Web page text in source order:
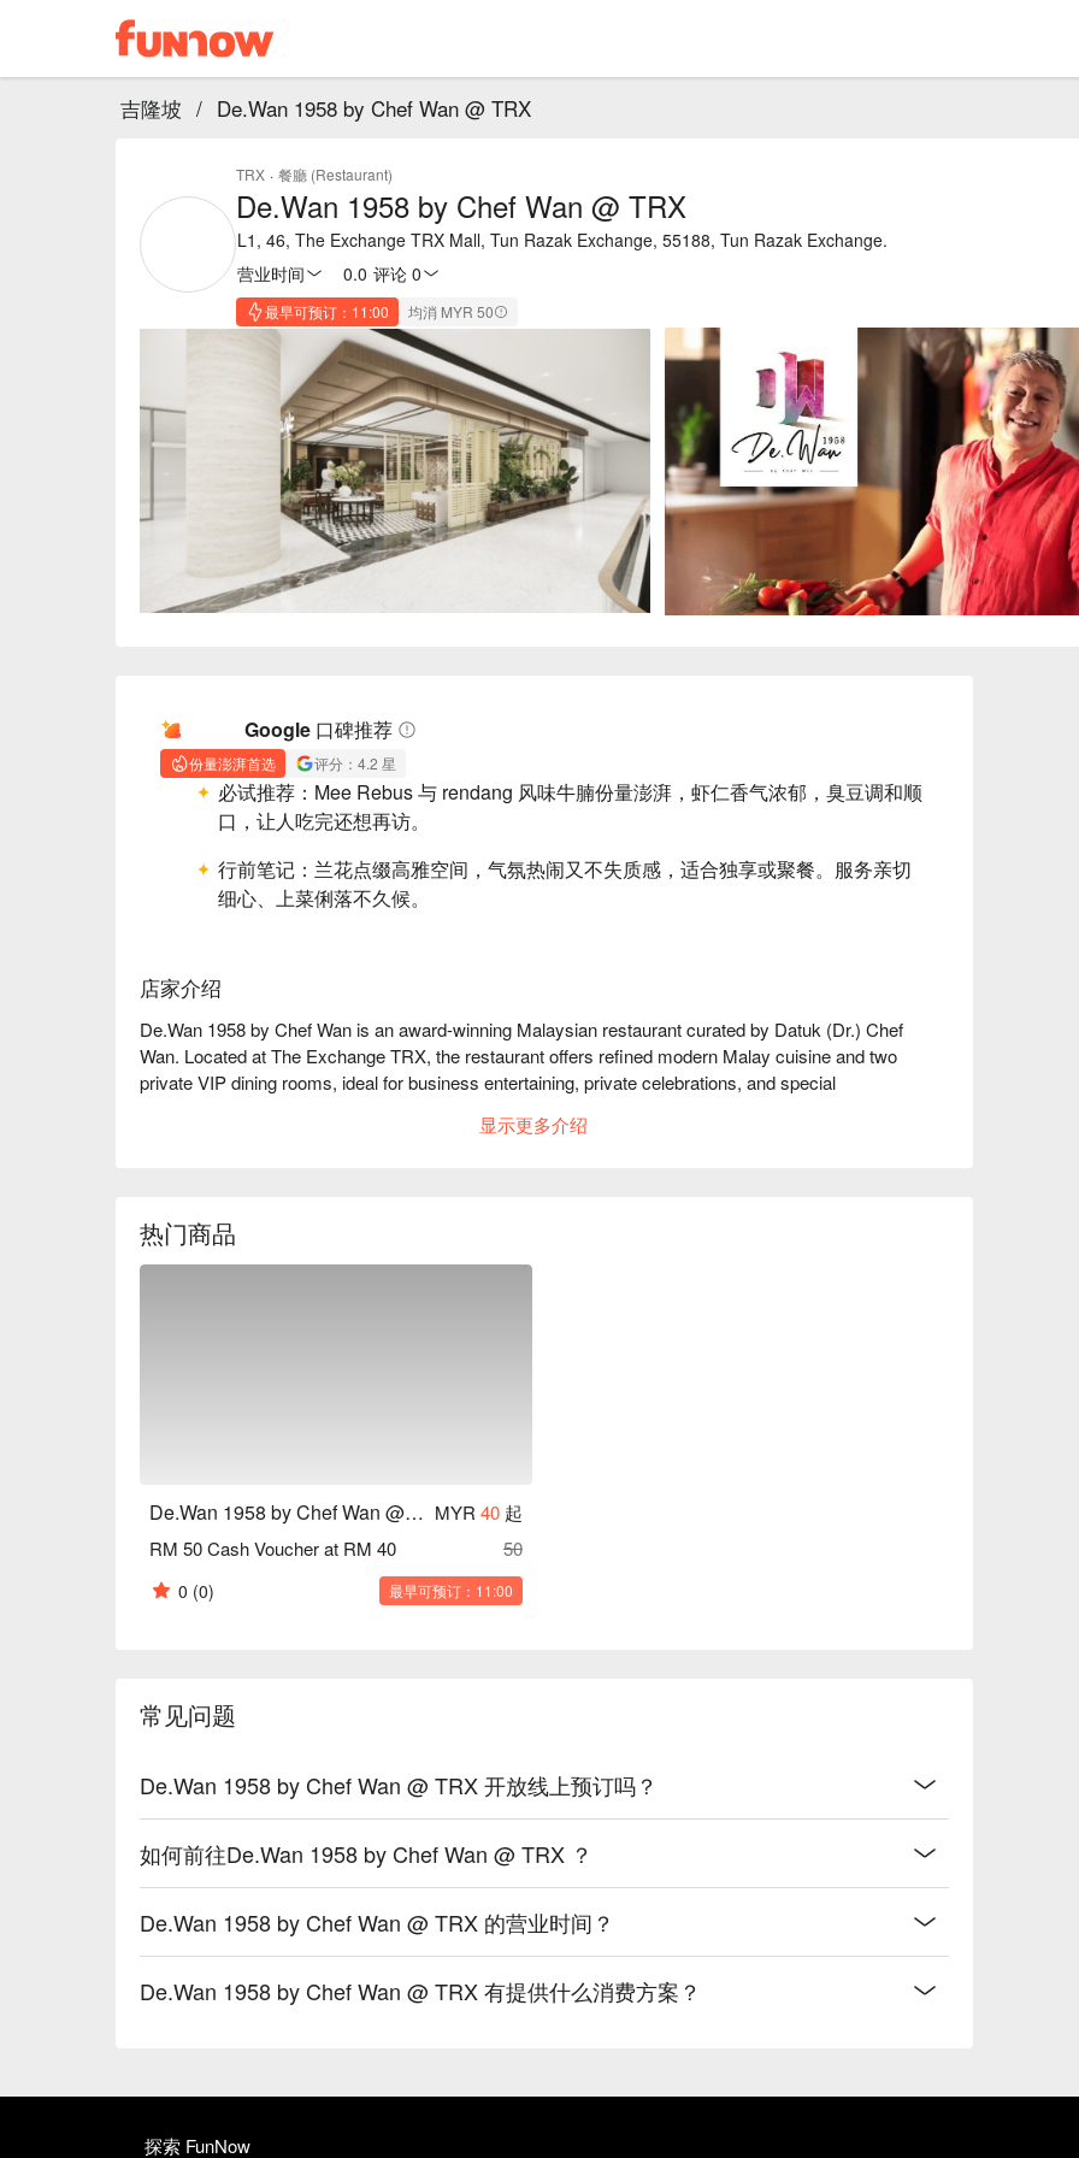
吉隆坡 / De.Wan 1958 by Chef Wan @ TRX
TRX · 餐廳 (Restaurant)
De.Wan 1958 by Chef Wan @ TRX
L1, 46, The Exchange TRX Mall, Tun Razak Exchange, 55188, Tun Razak Exchange.
营业时间
0.0 评论 0
最早可预订：11:00 均消 MYR 50
Google 口碑推荐
份量澎湃首选 评分：4.2 星
必试推荐： Mee Rebus 与 rendang 风味牛腩份量澎湃，虾仁香气浓郁，臭豆调和顺
口，让人吃完还想再访。
行前笔记： 兰花点缀高雅空间，气氛热闹又不失质感，适合独享或聚餐。服务亲切
细心、上菜俐落不久候。
店家介绍
De.Wan 1958 by Chef Wan is an award-winning Malaysian restaurant curated by Datuk (Dr.) Chef
Wan. Located at The Exchange TRX, the restaurant offers refined modern Malay cuisine and two
private VIP dining rooms, ideal for business entertaining, private celebrations, and special
显示更多介绍
热门商品
De.Wan 1958 by Chef Wan @ TRX MYR 40 起
RM 50 Cash Voucher at RM 40
50
0 (0) 最早可预订：11:00
常见问题
De.Wan 1958 by Chef Wan @ TRX 开放线上预订吗？
如何前往De.Wan 1958 by Chef Wan @ TRX ？
De.Wan 1958 by Chef Wan @ TRX 的营业时间？
De.Wan 1958 by Chef Wan @ TRX 有提供什么消费方案？
探索 FunNow